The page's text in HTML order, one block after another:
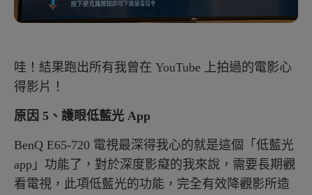
哇！結果跑出所有我曾在 YouTube 上拍過的電影心
得影片！
原因 5、護眼低藍光 App
BenQ E65-720 電視最深得我心的就是這個「低藍光
app」功能了，對於深度影癡的我來說，需要長期觀
看電視，此項低藍光的功能，完全有效降觀影所造